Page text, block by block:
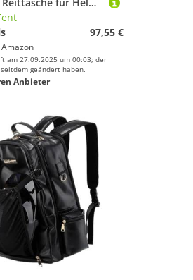
97,55 €
Amazon
am 27.09.2025 um 00:03; der
geändert haben.
Anbieter